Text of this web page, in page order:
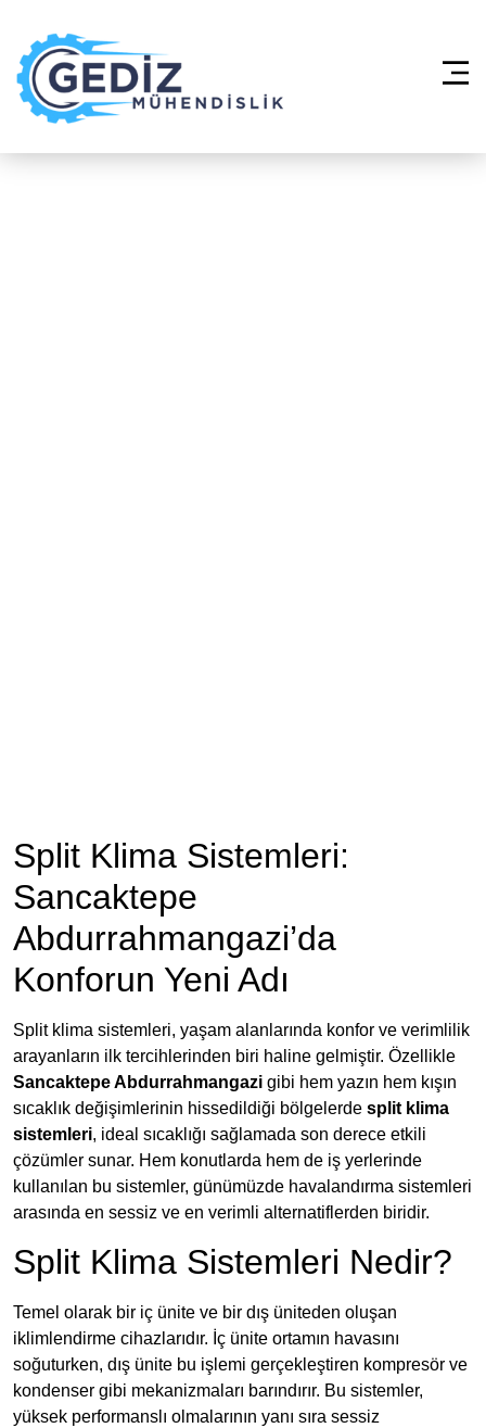
Split Klima Sistemleri:
Sancaktepe
Abdurrahmangazi’da
Konforun Yeni Adı
Split klima sistemleri, yaşam alanlarında konfor ve verimlilik
arayanların ilk tercihlerinden biri haline gelmiştir. Özellikle
Sancaktepe Abdurrahmangazi gibi hem yazın hem kışın
sıcaklık değişimlerinin hissedildiği bölgelerde split klima
sistemleri, ideal sıcaklığı sağlamada son derece etkili
çözümler sunar. Hem konutlarda hem de iş yerlerinde
kullanılan bu sistemler, günümüzde havalandırma sistemleri
arasında en sessiz ve en verimli alternatiflerden biridir.
Split Klima Sistemleri Nedir?
Temel olarak bir iç ünite ve bir dış üniteden oluşan
iklimlendirme cihazlarıdır. İç ünite ortamın havasını
soğuturken, dış ünite bu işlemi gerçekleştiren kompresör ve
kondenser gibi mekanizmaları barındırır. Bu sistemler,
yüksek performanslı olmalarının yanı sıra sessiz